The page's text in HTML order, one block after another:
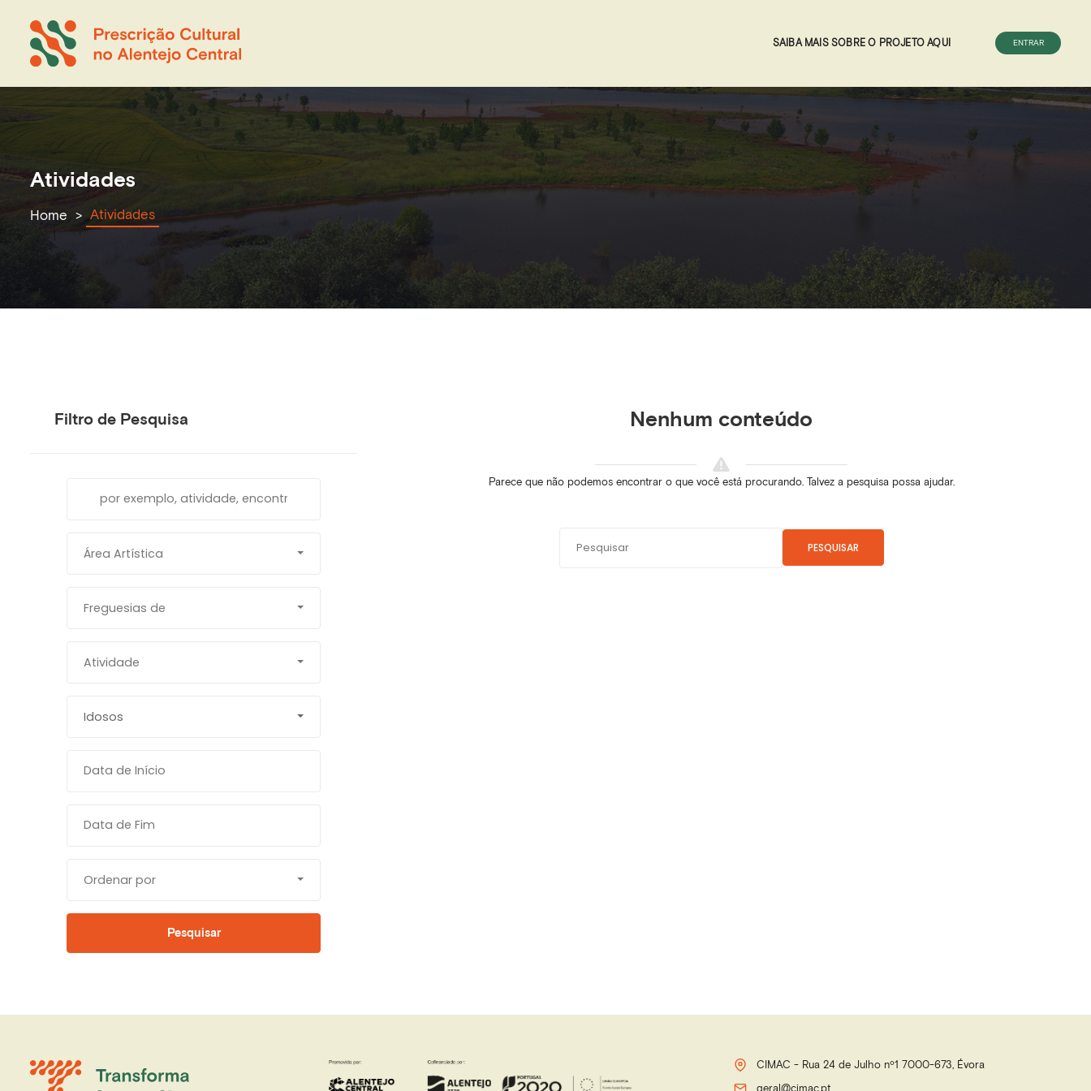
SAIBA MAIS SOBRE O PROJETO AQUI ENTRAR
Atividades
Home Atividades
Nenhum conteúdo
Parece que não podemos encontrar o que você está procurando. Talvez a pesquisa possa ajudar.
PESQUISAR
Filtro de Pesquisa
Área Artística
Freguesias de
Atividade
Idosos
Ordenar por
Pesquisar
CIMAC - Rua 24 de Julho nº1 7000-673, Évora
geral@cimac.pt